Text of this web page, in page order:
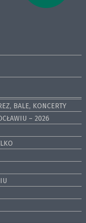
BALE, KONCERTY
– 2026